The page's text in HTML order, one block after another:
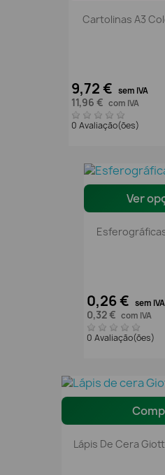
Cartolinas A3
9,72 € sem IVA
11,96 € com IVA
0 Avaliação(ões)
Ver
0,26 € sem IVA
0,32 € com IVA
0 Avaliação(ões)
Lápis De Cera